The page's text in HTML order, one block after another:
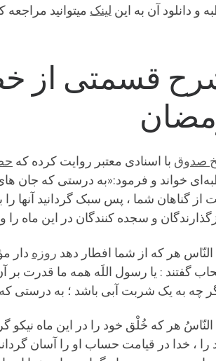
و دانلود آن به این لینک میتوانید مراجعه
قسمتی از
صدوق با اسنادی معتبر روایت کرده که
خواند و فرمود:«به درستى که جان
از گناهان شما ، پس سبک گردانید آنها
و سجده کنندگان در این ماه را
النّاس هر که از شما افطار دهد روزه دار
گفتند : یا رسول اللَه همه ما قدرت بر
چه به یک شربت آبى باشد ؛ به درستى که
النّاسُ هر که خُلْق خود را در این ماه
را ، خدا در قیامت حساب او را آسان